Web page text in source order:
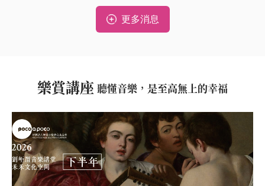
更多消息
樂賞講座 聽懂音樂，是至高無上的幸福